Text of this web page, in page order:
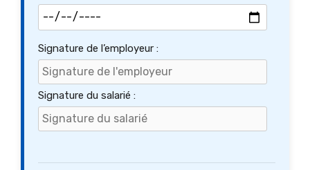
Signature de l’employeur :
Signature du salarié :